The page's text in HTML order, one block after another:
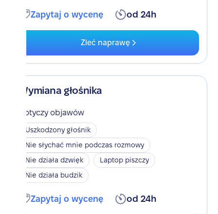
Zapytaj o wycenę od 24h
Zleć naprawę
Wymiana głośnika
Dotyczy objawów
Uszkodzony głośnik
Nie słychać mnie podczas rozmowy
Nie działa dzwięk
Laptop piszczy
Nie działa budzik
Zapytaj o wycenę od 24h